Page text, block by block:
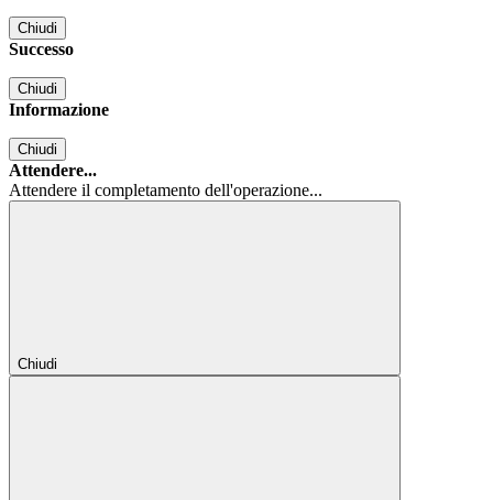
Chiudi
Successo
Chiudi
Informazione
Chiudi
Attendere...
Attendere il completamento dell'operazione...
Chiudi